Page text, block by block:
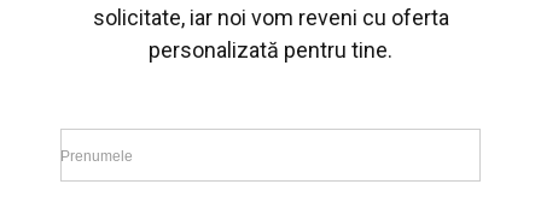
solicitate, iar noi vom reveni cu oferta
personalizată pentru tine.
Prenumele